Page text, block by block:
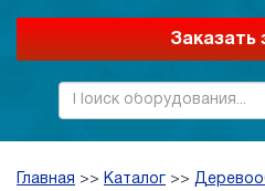
Заказать
Главная >> Каталог >>